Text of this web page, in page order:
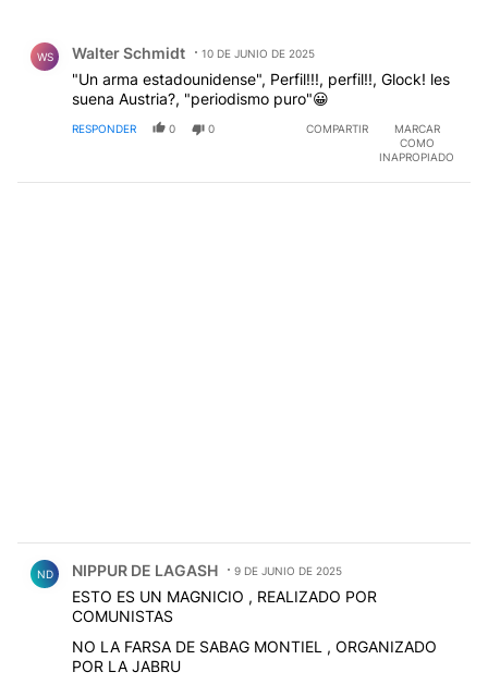
WS Walter Schmidt 10 DE JUNIO DE 2025
"Un arma estadounidense", Perfil!!!, perfil!!, Glock! les
suena Austria?, "periodismo puro"😀
RESPONDER 0 0 COMPARTIR
MARCAR
COMO
INAPROPIADO
ND NIPPUR DE LAGASH 9 DE JUNIO DE 2025
ESTO ES UN MAGNICIO , REALIZADO POR
COMUNISTAS
NO LA FARSA DE SABAG MONTIEL , ORGANIZADO
POR LA JABRU